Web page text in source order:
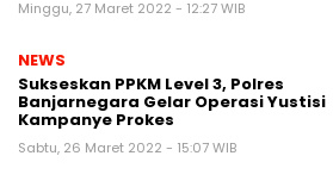
Minggu, 27 Maret 2022 - 12:27 WIB
NEWS
Sukseskan PPKM Level 3, Polres
Banjarnegara Gelar Operasi Yustisi
Kampanye Prokes
Sabtu, 26 Maret 2022 - 15:07 WIB